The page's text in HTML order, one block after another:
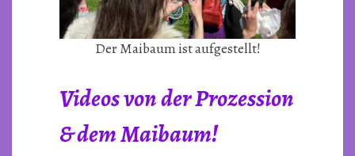
Der Maibaum ist aufgestellt!
Videos von der Prozession
& dem Maibaum!